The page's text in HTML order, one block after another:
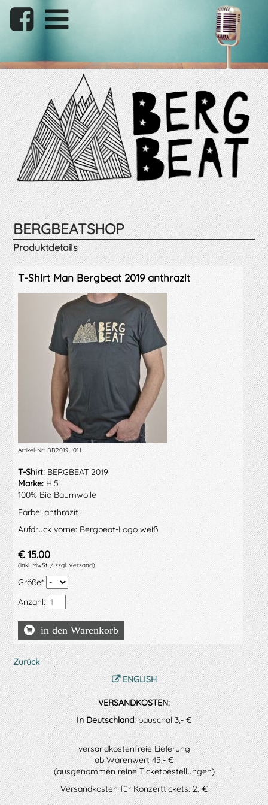
BERGBEATSHOP
Produktdetails
T-Shirt Man Bergbeat 2019 anthrazit
Artikel-Nr.: BB2019_011
T-Shirt: BERGBEAT 2019
Marke: Hi5
100% Bio Baumwolle
Farbe: anthrazit
Aufdruck vorne: Bergbeat-Logo weiß
€15.00
(inkl. MwSt. / zzgl. Versand)
Pflichtfeld
Größe*
Anzahl:
Zurück
ENGLISH
VERSANDKOSTEN:
In Deutschland:pauschal 3,- €
versandkostenfreie Lieferung
ab Warenwert 45,- €
(ausgenommen reine Ticketbestellungen)
Versandkosten für Konzerttickets: 2.-€